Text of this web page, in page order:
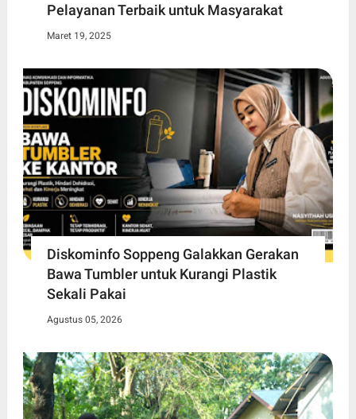
Pelayanan Terbaik untuk Masyarakat
Maret 19, 2025
Diskominfo Soppeng Galakkan Gerakan
Bawa Tumbler untuk Kurangi Plastik
Sekali Pakai
Agustus 05, 2026